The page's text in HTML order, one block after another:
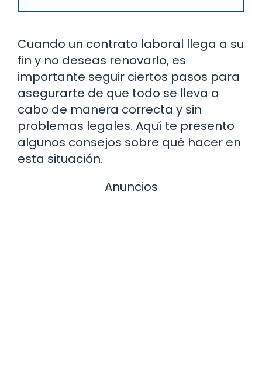
Cuando un contrato laboral llega a su
fin y no deseas renovarlo, es
importante seguir ciertos pasos para
asegurarte de que todo se lleva a
cabo de manera correcta y sin
problemas legales. Aquí te presento
algunos consejos sobre qué hacer en
esta situación.
Anuncios